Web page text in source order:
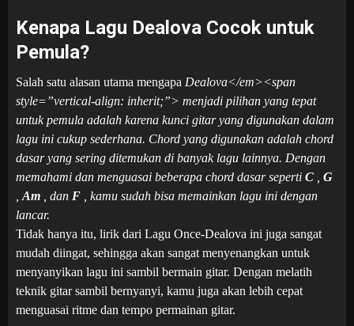
Kenapa Lagu Dealova Cocok untuk
Pemula?
Salah satu alasan utama mengapa Dealova</em><span
style=”vertical-align: inherit;”> menjadi pilihan yang tepat
untuk pemula adalah karena kunci gitar yang digunakan dalam
lagu ini cukup sederhana. Chord yang digunakan adalah chord
dasar yang sering ditemukan di banyak lagu lainnya. Dengan
memahami dan menguasai beberapa chord dasar seperti C
G
Am , dan F , kamu sudah bisa memainkan lagu ini dengan
lancar.
Tidak hanya itu, lirik dari Lagu Once-Dealova ini juga sangat
mudah diingat, sehingga akan sangat menyenangkan untuk
menyanyikan lagu ini sambil bermain gitar. Dengan melatih
teknik gitar sambil bernyanyi, kamu juga akan lebih cepat
menguasai ritme dan tempo permainan gitar.